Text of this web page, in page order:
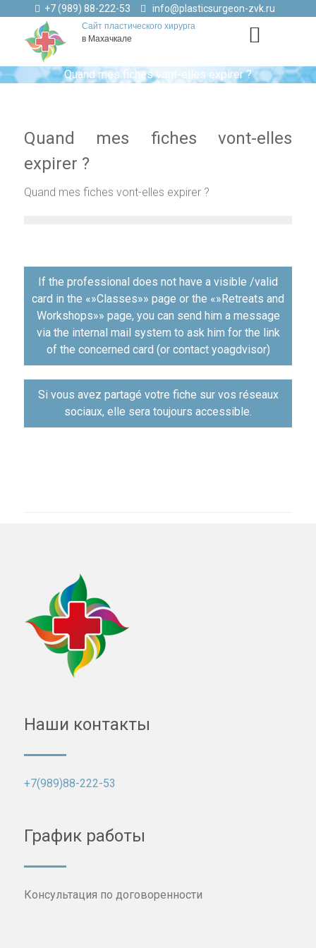
+7 (989) 88-222-53 info@plasticsurgeon-zvk.ru
Сайт пластического хирурга
в Махачкале
Quand mes fiches vont-elles expirer ?
Quand mes fiches vont-elles
expirer ?
Quand mes fiches vont-elles expirer ?
Навигация
записям
If the professional does not have a visible /valid
card in the «»Classes»» page or the «»Retreats and
Workshops»» page, you can send him a message
via the internal mail system to ask him for the link
of the concerned card (or contact yoagdvisor)
Si vous avez partagé votre fiche sur vos réseaux
sociaux, elle sera toujours accessible.
Наши контакты
+7(989)88-222-53
График работы
Консультация по договоренности